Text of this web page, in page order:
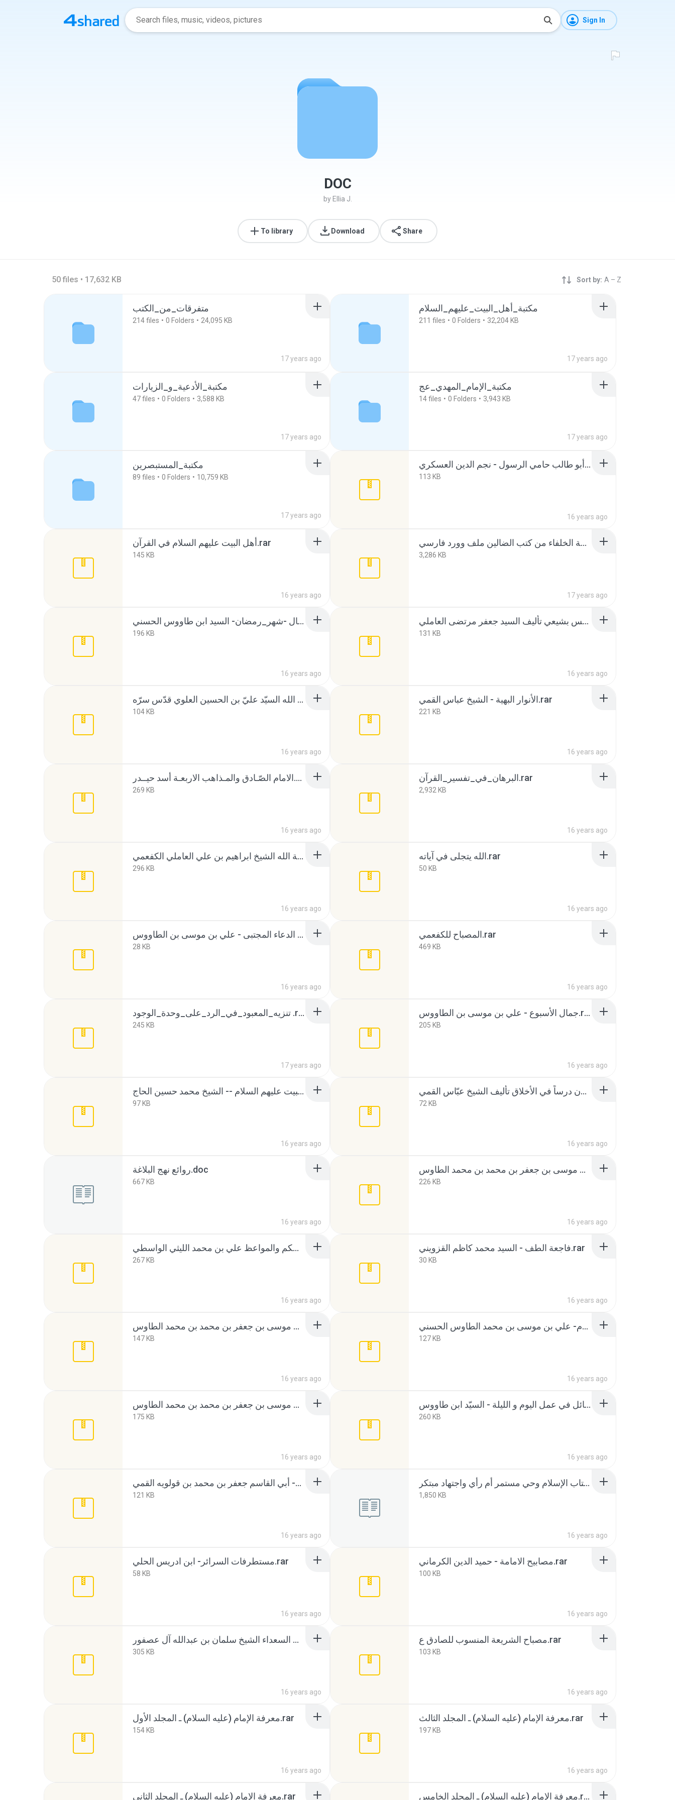
Sign In
DOC
by Ellia J.
To library Download Share
50 files • 17,632 KB Sort by: A – Z
متفرقات_من_الكتب
214files 0 Folders 24,095 KB
17 years ago
مكتبة_أهل_البيت_عليهم_السلام
211 files 0 Folders 32,204 KB
17 years ago
مكتبة_الأدعية_و_الزيارات
47files 0 Folders 3,588 KB
17 years ago
مكتبة_الإمام_المهدي_عج
14files 0 Folders 3,943 KB
17 years ago
مكتبة_المستبصرين
89 files 0 Folders 10,759 KB
17 years ago
أبو طالب حامي الرسول - نجم الدين العسكري.rar
113 KB
16 years ago
أهل البيت عليهم السلام في القرآن.rar
145 KB
16 years ago
إزالة الخفاء عن خلافة الخلفاء من كتب الضالين ملف وورد فارسي.rar
3,286 KB
17 years ago
إقبال الأعمال -شهر_رمضان- السيد ابن طاووس الحسني.rar
196 KB
16 years ago
ابن عربي ليس بشيعي تأليف السيد جعفر مرتضى العاملي.rar
131 KB
16 years ago
الأثر الخالد في الولد والوالد - آية الله السيّد عليّ بن الحسين العلوي قدّس سرّه.rar
104 KB
16 years ago
الأنوار البهية - الشيخ عباس القمي.rar
221 KB
16 years ago
الامام الصّـادق والمـذاهب الاربعـة أسد حيــدر.rar
269 KB
16 years ago
البرهان_في_تفسير_القرآن.rar
2,932 KB
16 years ago
البلد الأمين - آية الله الشيخ ابراهيم بن علي العاملي الكفعمي .rar
296 KB
16 years ago
الله يتجلى في آياته.rar
50 KB
16 years ago
المجتنى من الدعاء المجتبى - علي بن موسى بن الطاووس.rar
28 KB
16 years ago
المصباح للكفعمي.rar
469 KB
16 years ago
تنزيه_المعبود_في_الرد_على_وحدة_الوجود .rar
245 KB
17 years ago
جمال ‏الأسبوع - علي بن موسى بن الطاووس.rar
205 KB
16 years ago
حقوق آل البيت عليهم السلام -- الشيخ محمد حسين الحاج.rar
97 KB
16 years ago
خمسون درساً في الأخلاق تأليف الشيخ عبّاس القمي.rar
72 KB
16 years ago
روائع نهج البلاغة.doc
667 KB
16 years ago
سعدالسعود -- علي بن موسى بن جعفر بن محمد بن محمد الطاوس.rar
226 KB
16 years ago
عيون الحكم والمواعظ علي بن محمد الليثي الواسطي .rar
267 KB
16 years ago
فاجعة الطف - السيد محمد كاظم القزويني.rar
30 KB
16 years ago
فتح الأبواب- علي بن موسى بن جعفر بن محمد بن محمد الطاوس.rar
147 KB
16 years ago
فرج‏المهموم- علي بن موسى بن محمد الطاوس الحسني .rar
127 KB
16 years ago
فلاح السائل - علي بن موسى بن جعفر بن محمد بن محمد الطاوس.rar
175 KB
16 years ago
فلاح السائل و نجاح المسائل في عمل اليوم و الليلة - السيّد ابن طاووس.rar
260 KB
16 years ago
كاملُ الزيارات -- أبي القاسم جعفر بن محمد بن قولويه القمي.rar
121 KB
16 years ago
كتاب الإسلام وحي مستمر أم رأي واجتهاد مبتكر.doc
1,850 KB
16 years ago
مستطرفات السرائر- ابن ادريس الحلي.rar
58 KB
16 years ago
مصابيح الامامة - حميد الدين الكرماني.rar
100 KB
16 years ago
مصارع الشهداء ومقاتل السعداء الشيخ سلمان بن عبدالله آل عصفور.rar
305 KB
16 years ago
مصباح ‏الشريعة المنسوب للصادق ع.rar
103 KB
16 years ago
معرفة الإمام (عليه السلام) ـ المجلد الأول.rar
154 KB
16 years ago
معرفة الإمام (عليه السلام) ـ المجلد الثالث.rar
197 KB
16 years ago
معرفة الإمام (عليه السلام) ـ المجلد الثاني.rar معرفة الإمام (عليه السلام) ـ المجلد الخامس.rar